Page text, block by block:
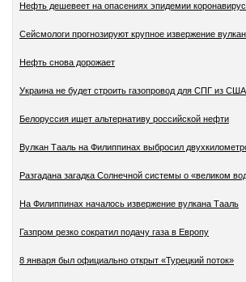
Нефть дешевеет на опасениях эпидемии
Сейсмологи прогнозируют крупное извержение
Нефть снова дорожает
Украина не будет строить газопровод для СПГ из США
Белоруссия ищет альтернативу российской нефти
Вулкан Тааль на Филиппинах выбросил
Разгадана загадка Солнечной системы о «великом
На Филиппинах началось извержение вулкана Тааль
Газпром резко сократил подачу газа в Европу
8 января был официально открыт «Турецкий поток»